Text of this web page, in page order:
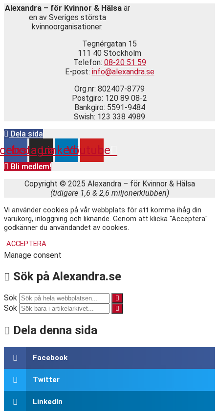
Alexandra – för Kvinnor & Hälsaär
en av Sveriges största
kvinnoorganisationer.
Tegnérgatan 15
111 40 Stockholm
Telefon: 08-20 51 59
E-post: info@alexandra.se
Org.nr: 802407-8779
Postgiro: 120 89 08-2
Bankgiro: 5591-9484
Swish: 123 338 4989
Dela sida
Instagram
LinkedinYoutube
Bli medlem!
Copyright © 2025 Alexandra – för Kvinnor & Hälsa
(tidigare 1,6 & 2,6 miljonerklubben)
Vi använder cookies på vår webbplats för att komma ihåg din
varukorg, inloggning och liknande. Genom att klicka "Acceptera"
godkänner du användandet av cookies.
ACCEPTERA
Manage consent
Sök på Alexandra.se
Sök
Sök
Dela denna sida
Facebook
Twitter
LinkedIn